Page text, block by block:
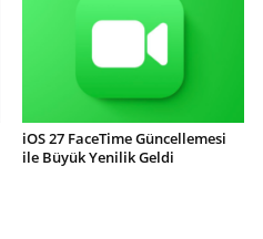
iOS 27 FaceTime Güncellemesi
ile Büyük Yenilik Geldi